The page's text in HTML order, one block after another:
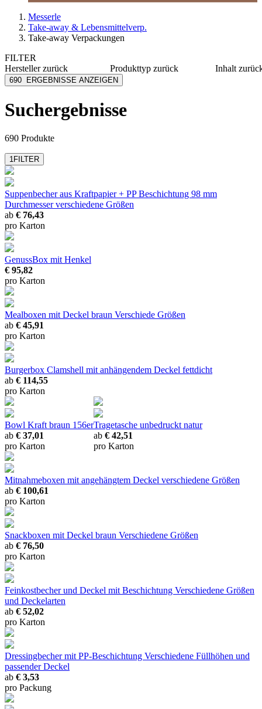
Messerle
Take-away & Lebensmittelverp.
Take-away Verpackungen
FILTER
Herstellerzurück
Alcas
sabert
bio-paper straws
Carpad
Produkttyp zurück
Beutel
Inhalt
690 ERGEBNISSE ANZEIGEN
Suchergebnisse
690 Produkte
1FILTER
Suppenbecher aus Kraftpapier + PP Beschichtung 98 mm
Durchmesserverschiedene Größen
ab € 76,43
pro Karton
GenussBox mit Henkel
€ 95,82
pro Karton
Mealboxen mit Deckel braun Verschiede Größen
ab € 45,91
pro Karton
Burgerbox Clamshell mit anhängendem Deckel fettdicht
ab € 114,55
pro Karton
Bowl Kraft braun 156er
ab € 37,01
pro Karton
Tragetasche unbedruckt natur
ab € 42,51
pro Karton
Mitnahmeboxen mit angehängtem Deckel verschiedene Größen
ab € 100,61
pro Karton
Snackboxen mit Deckel braun Verschiedene Größen
ab € 76,50
pro Karton
Feinkostbecher und Deckel mit Beschichtung Verschiedene Größen
und Deckelarten
ab € 52,02
pro Karton
Dressingbecher mit PP-Beschichtung Verschiedene Füllhöhen und
passender Deckel
ab € 3,53
pro Packung